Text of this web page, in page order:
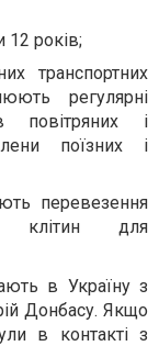
12 років;
транспортних
регулярні
повітряних і
поїзних і
перевезення
клітин для
в Україну з
Донбасу. Якщо
в контакті з